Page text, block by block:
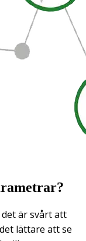
är svårt att
lättare att se